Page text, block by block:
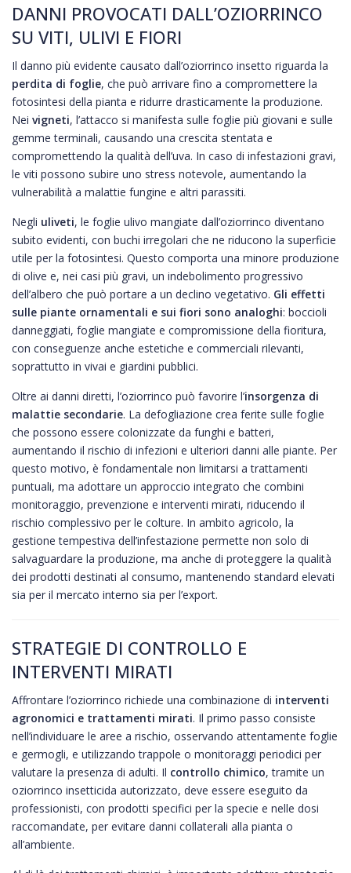
DANNI PROVOCATI DALL’OZIORRINCO
SU VITI, ULIVI E FIORI
Il danno più evidente causato dall’oziorrinco insetto riguarda la
perdita di foglie, che può arrivare fino a compromettere la
fotosintesi della pianta e ridurre drasticamente la produzione.
Nei vigneti, l’attacco si manifesta sulle foglie più giovani e sulle
gemme terminali, causando una crescita stentata e
compromettendo la qualità dell’uva. In caso di infestazioni gravi,
le viti possono subire uno stress notevole, aumentando la
vulnerabilità a malattie fungine e altri parassiti.
Negli uliveti, le foglie ulivo mangiate dall’oziorrinco diventano
subito evidenti, con buchi irregolari che ne riducono la superficie
utile per la fotosintesi. Questo comporta una minore produzione
di olive e, nei casi più gravi, un indebolimento progressivo
dell’albero che può portare a un declino vegetativo. Gli effetti
sulle piante ornamentali e sui fiori sono analoghi: boccioli
danneggiati, foglie mangiate e compromissione della fioritura,
con conseguenze anche estetiche e commerciali rilevanti,
soprattutto in vivai e giardini pubblici.
Oltre ai danni diretti, l’oziorrinco può favorire l’insorgenza di
malattie secondarie. La defogliazione crea ferite sulle foglie
che possono essere colonizzate da funghi e batteri,
aumentando il rischio di infezioni e ulteriori danni alle piante. Per
questo motivo, è fondamentale non limitarsi a trattamenti
puntuali, ma adottare un approccio integrato che combini
monitoraggio, prevenzione e interventi mirati, riducendo il
rischio complessivo per le colture. In ambito agricolo, la
gestione tempestiva dell’infestazione permette non solo di
salvaguardare la produzione, ma anche di proteggere la qualità
dei prodotti destinati al consumo, mantenendo standard elevati
sia per il mercato interno sia per l’export.
STRATEGIE DI CONTROLLO E
INTERVENTI MIRATI
Affrontare l’oziorrinco richiede una combinazione di interventi
agronomici e trattamenti mirati. Il primo passo consiste
nell’individuare le aree a rischio, osservando attentamente foglie
e germogli, e utilizzando trappole o monitoraggi periodici per
valutare la presenza di adulti. Il controllo chimico, tramite un
oziorrinco insetticida autorizzato, deve essere eseguito da
professionisti, con prodotti specifici per la specie e nelle dosi
raccomandate, per evitare danni collaterali alla pianta o
all’ambiente.